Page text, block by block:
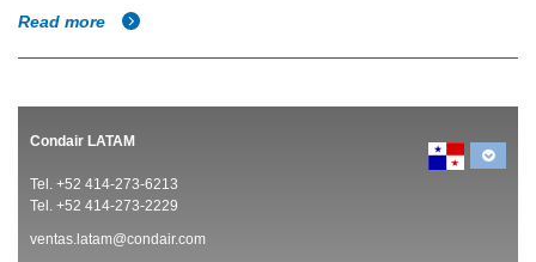
Read more
Condair LATAM
Tel. +52 414-273-6213
Tel. +52 414-273-2229
ventas.latam@condair.com